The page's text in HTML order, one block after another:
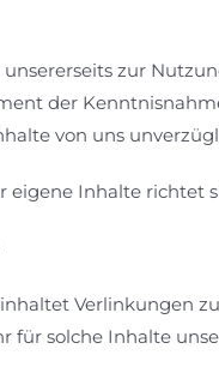
zur
der
von uns
eigene Inhalte richtet
Verlinkungen
für solche Inhalte